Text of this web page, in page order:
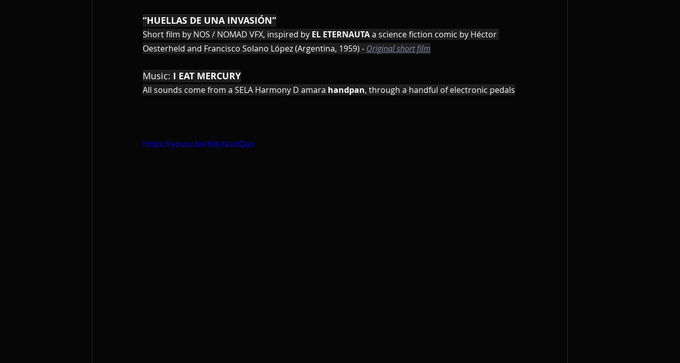
“HUELLAS DE UNA INVASIÓN”
Short film by NOS / NOMAD VFX, inspired by EL ETERNAUTA a science fiction comic by Héctor
Oesterheld and Francisco Solano López (Argentina, 1959) - Original short film
Music: I EAT MERCURY
All sounds come from a SELA Harmony D amara handpan, through a handful of electronic pedals
https://youtu.be/6dJ-faUzQao